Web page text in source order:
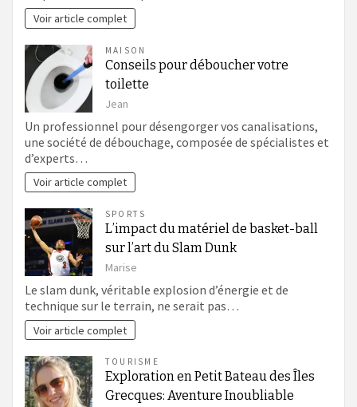
Voir article complet
MAISON
Conseils pour déboucher votre
toilette
Jean
Un professionnel pour désengorger vos canalisations,
une société de débouchage, composée de spécialistes et
d’experts…
Voir article complet
SPORTS
L’impact du matériel de basket-ball
sur l’art du Slam Dunk
Marise
Le slam dunk, véritable explosion d’énergie et de
technique sur le terrain, ne serait pas…
Voir article complet
TOURISME
Exploration en Petit Bateau des Îles
Grecques: Aventure Inoubliable